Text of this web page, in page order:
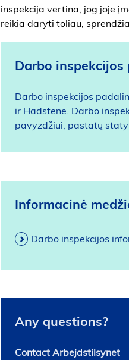
inspekcija vertina, jog joje
reikia daryti toliau,
Darbo inspekcijos
Darbo inspekcijos
ir Hadstene. Darbo
pavyzdžiui, pastatų
Informacinė
Darbo inspekcijos
Any questions?
Contact Arbejdstilsynet